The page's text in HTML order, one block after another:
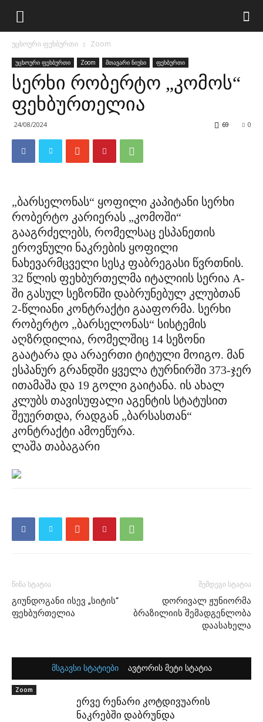
უცხოური ფეხბურთი Zoom
უცხოური ფეხბურთი Zoom მთავარი ნიუსი ფეხბურთი
სერხი რობერტო „კომოს“
ფეხბურთელია
24/08/2024 0
69
„ბარსელონას“ ყოფილი კაპიტანი სერხი
რობერტო კარიერას „კომოში“
გააგრძელებს, რომელსაც ესპანეთის
ეროვნული ნაკრების ყოფილი
ნახევარმცველი სესკ ფაბრეგასი წვრთნის.
32 წლის ფეხბურთელმა იტალიის სერია A-
ში გასულ სეზონში დაბრუნებულ კლუბთან
2-წლიანი კონტრაქტი გააფორმა. სერხი
რობერტო „ბარსელონას“ სისტემის
აღზრდილია, რომელშიც 14 სეზონი
გაატარა და არაერთი ტიტული მოიგო. მან
ესპანურ გრანდში ყველა ტურნირში 373-ჯერ
ითამაშა და 19 გოლი გაიტანა. ის ახალ
კლუბს თავისუფალი აგენტის სტატუსით
შეუერთდა, რადგან „ბარსასთან“
კონტრაქტი ამოეწურა.
ლაშა თაბაგარი
წინა სტატია
გიუნდოგანი ისევ „სიტის“
ფეხბურთელია
შემდეგი სტატია
დორივალ ჟუნიორმა
ბრაზილიის შემადგენლობა
დაასახელა
მსგავსი სტატიები ავტორის მეტი სტატია
Zoom
ერვე რენარი კოტდივუარის
ნაკრებში დაბრუნდა